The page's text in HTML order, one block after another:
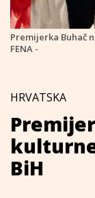
Premijerka Buhač
FENA -
HRVATSKA
BiH